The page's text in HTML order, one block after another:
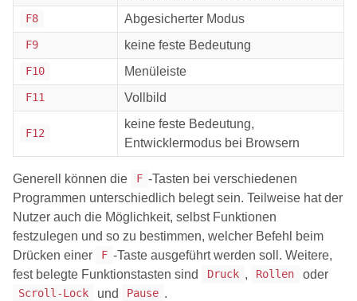
F8 Abgesicherter Modus
F9 keine feste Bedeutung
F10 Menüleiste
F11 Vollbild
F12
keine feste Bedeutung,
Entwicklermodus bei Browsern
Generell können die F -Tasten bei verschiedenen
Programmen unterschiedlich belegt sein. Teilweise hat der
Nutzer auch die Möglichkeit, selbst Funktionen
festzulegen und so zu bestimmen, welcher Befehl beim
Drücken einer
F -Taste ausgeführt werden soll. Weitere,
fest belegte Funktionstasten sind
Druck , Rollen oder
Scroll-Lock und Pause .